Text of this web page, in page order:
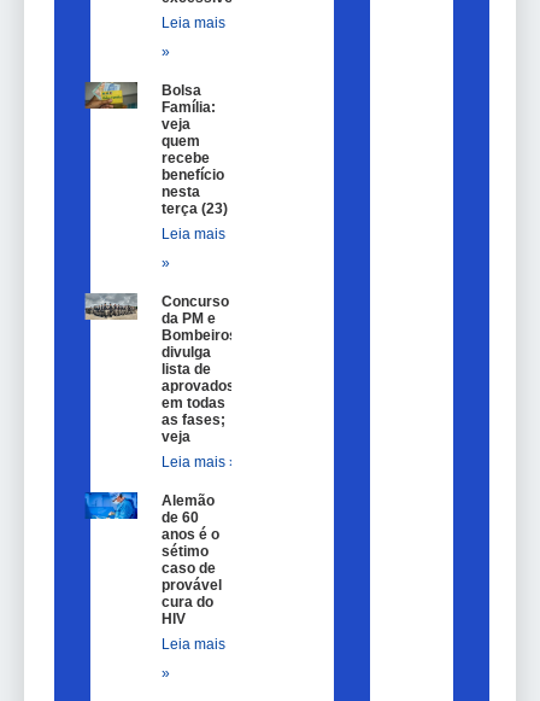
Leia mais
»
Bolsa
Família:
veja
quem
recebe
benefício
nesta
terça (23)
Leia mais
»
Concurso
da PM e
Bombeiros
divulga
lista de
aprovados
em todas
as fases;
veja
Leia mais »
Alemão
de 60
anos é o
sétimo
caso de
provável
cura do
HIV
Leia mais
»